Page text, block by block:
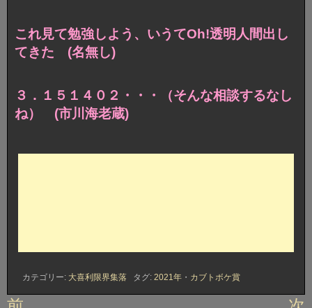
これ見て勉強しよう、いうてOh!透明人間出し
てきた (名無し)
３．１５１４０２・・・（そんな相談するなし
ね） (市川海老蔵)
カテゴリー: 大喜利限界集落 タグ: 2021年 ・ カブトボケ賞
投